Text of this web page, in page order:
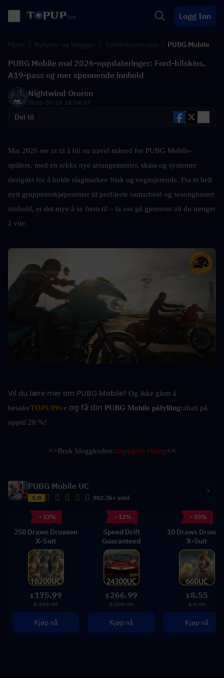
Logg Inn
PUBG Mobile
PUBG Mobile mai 2026-oppdateringer: Ford-bilskins,
A19-pass og mer spennende innhold
Nightwind Ororon
2026-05-15 18:04:59
Del til
Mai 2026 ser ut til å bli en travel måned for PUBG Mobile-
spillere, med en rekke nye arrangementer, skins og systemer
designet for å holde slagmarken frisk og engasjerende. Fra et helt
nytt gruppeinnkjøpssenter til profilerte samarbeid og sesongbasert
innhold, er det mye å se frem til – la oss gå gjennom alt du trenger
å vite.
Vil du lære mer om PUBG Mobile? Og ikke glem å
besøkeTOPUPlive og få din PUBG Mobile påfyllingrabatt på
opptil 28 %!
>>Bruk bloggkoden:topupliveblog<<
PUBG Mobile UC
5.0 902.2k+ sold
- 13%
250 Draws Druvaen
X-Suit
$ 175.99
$ 199.99
Kjøp nå
- 12%
Speed Drift
Guaranteed
$ 266.99
$ 299.99
Kjøp nå
- 15%
10 Draws
X-Suit
$ 8.55
$ 9.99
Kjøp nå